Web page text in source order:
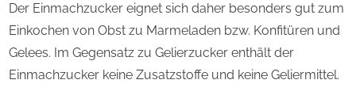
Der Einmachzucker eignet sich daher besonders gut zum
Einkochen von Obst zu Marmeladen bzw. Konfitüren und
Gelees. Im Gegensatz zu Gelierzucker enthält der
Einmachzucker keine Zusatzstoffe und keine Geliermittel.